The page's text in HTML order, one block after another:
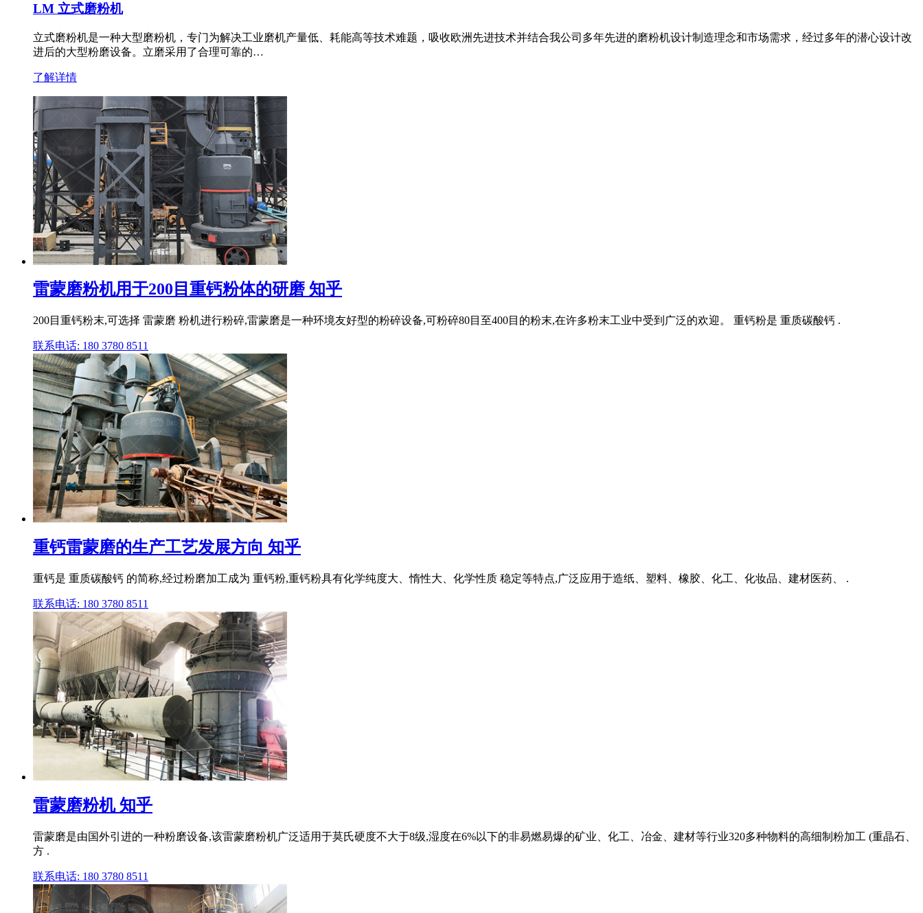
LM 立式磨粉机
立式磨粉机是一种大型磨粉机，专门为解决工业磨机产量低、耗能高等技术难题，吸收欧洲先进技术并结合我公司多年先进的磨粉机设计制造理念和市场需求，经过多年的潜心设计改
进后的大型粉磨设备。立磨采用了合理可靠的…
了解详情
雷蒙磨粉机用于200目重钙粉体的研磨 知乎
200目重钙粉末,可选择 雷蒙磨 粉机进行粉碎,雷蒙磨是一种环境友好型的粉碎设备,可粉碎80目至400目的粉末,在许多粉末工业中受到广泛的欢迎。 重钙粉是 重质碳酸钙 .
联系电话: 180 3780 8511
重钙雷蒙磨的生产工艺发展方向 知乎
重钙是 重质碳酸钙 的简称,经过粉磨加工成为 重钙粉,重钙粉具有化学纯度大、惰性大、化学性质 稳定等特点,广泛应用于造纸、塑料、橡胶、化工、化妆品、建材医药、 .
联系电话: 180 3780 8511
雷蒙磨粉机 知乎
雷蒙磨是由国外引进的一种粉磨设备,该雷蒙磨粉机广泛适用于莫氏硬度不大于8级,湿度在6%以下的非易燃易爆的矿业、化工、冶金、建材等行业320多种物料的高细制粉加工 (重晶石、
方 .
联系电话: 180 3780 8511